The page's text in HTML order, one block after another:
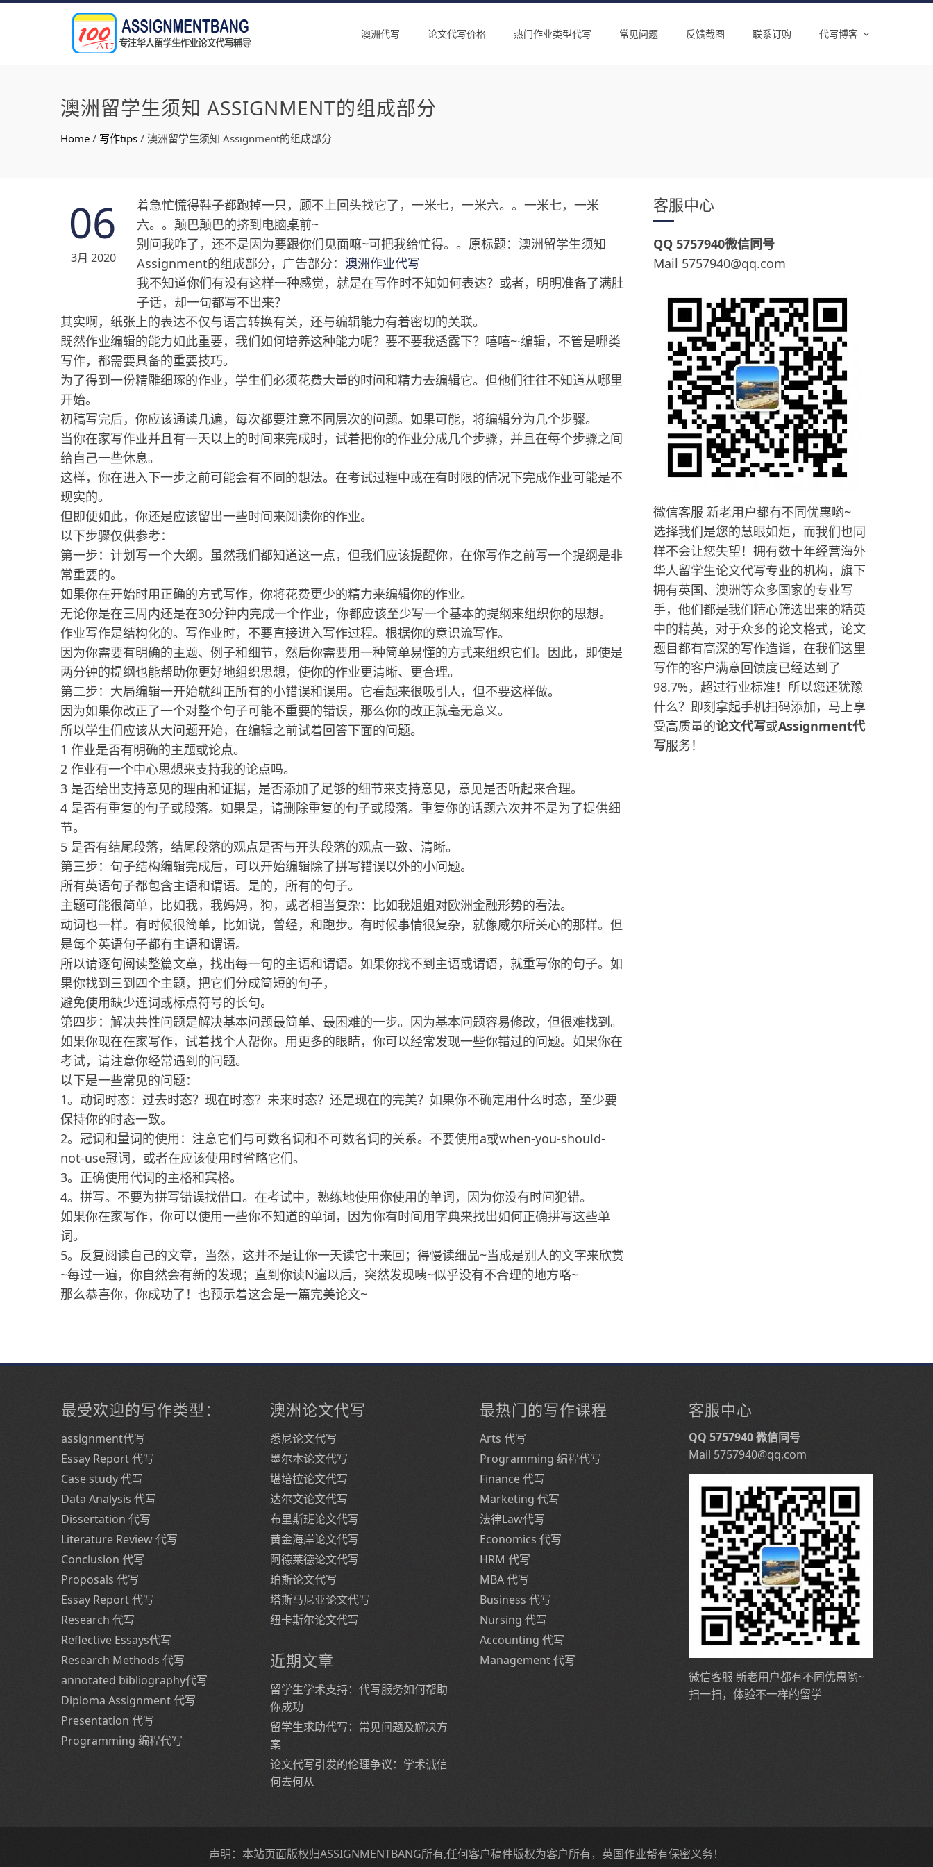
澳洲代写 论文代写价格 热门作业类型代写 常见问题 反馈截图 联系订购 代写博客
澳洲留学生须知 ASSIGNMENT的组成部分
Home / 写作tips / 澳洲留学生须知 Assignment的组成部分
06
3月 2020
着急忙慌得鞋子都跑掉一只，顾不上回头找它了，一米七，一米六。。一米七，一米
六。。颠巴颠巴的挤到电脑桌前~
别问我咋了，还不是因为要跟你们见面嘛~可把我给忙得。。原标题：澳洲留学生须知
Assignment的组成部分，广告部分： 澳洲作业代写
我不知道你们有没有这样一种感觉，就是在写作时不知如何表达？或者，明明准备了满肚
子话，却一句都写不出来？
其实啊，纸张上的表达不仅与语言转换有关，还与编辑能力有着密切的关联。
既然作业编辑的能力如此重要，我们如何培养这种能力呢？要不要我透露下？嘻嘻~·编辑，不管是哪类
写作，都需要具备的重要技巧。
为了得到一份精雕细琢的作业，学生们必须花费大量的时间和精力去编辑它。但他们往往不知道从哪里
开始。
初稿写完后，你应该通读几遍，每次都要注意不同层次的问题。如果可能，将编辑分为几个步骤。
当你在家写作业并且有一天以上的时间来完成时，试着把你的作业分成几个步骤，并且在每个步骤之间
给自己一些休息。
这样，你在进入下一步之前可能会有不同的想法。在考试过程中或在有时限的情况下完成作业可能是不
现实的。
但即便如此，你还是应该留出一些时间来阅读你的作业。
以下步骤仅供参考：
第一步：计划写一个大纲。虽然我们都知道这一点，但我们应该提醒你，在你写作之前写一个提纲是非
常重要的。
如果你在开始时用正确的方式写作，你将花费更少的精力来编辑你的作业。
无论你是在三周内还是在30分钟内完成一个作业，你都应该至少写一个基本的提纲来组织你的思想。
作业写作是结构化的。写作业时，不要直接进入写作过程。根据你的意识流写作。
因为你需要有明确的主题、例子和细节，然后你需要用一种简单易懂的方式来组织它们。因此，即使是
两分钟的提纲也能帮助你更好地组织思想，使你的作业更清晰、更合理。
第二步：大局编辑一开始就纠正所有的小错误和误用。它看起来很吸引人，但不要这样做。
因为如果你改正了一个对整个句子可能不重要的错误，那么你的改正就毫无意义。
所以学生们应该从大问题开始，在编辑之前试着回答下面的问题。
1 作业是否有明确的主题或论点。
2 作业有一个中心思想来支持我的论点吗。
3 是否给出支持意见的理由和证据，是否添加了足够的细节来支持意见，意见是否听起来合理。
4 是否有重复的句子或段落。如果是，请删除重复的句子或段落。重复你的话题六次并不是为了提供细
节。
5 是否有结尾段落，结尾段落的观点是否与开头段落的观点一致、清晰。
第三步：句子结构编辑完成后，可以开始编辑除了拼写错误以外的小问题。
所有英语句子都包含主语和谓语。是的，所有的句子。
主题可能很简单，比如我，我妈妈，狗，或者相当复杂：比如我姐姐对欧洲金融形势的看法。
动词也一样。有时候很简单，比如说，曾经，和跑步。有时候事情很复杂，就像威尔所关心的那样。但
是每个英语句子都有主语和谓语。
所以请逐句阅读整篇文章，找出每一句的主语和谓语。如果你找不到主语或谓语，就重写你的句子。如
果你找到三到四个主题，把它们分成简短的句子，
避免使用缺少连词或标点符号的长句。
第四步：解决共性问题是解决基本问题最简单、最困难的一步。因为基本问题容易修改，但很难找到。
如果你现在在家写作，试着找个人帮你。用更多的眼睛，你可以经常发现一些你错过的问题。如果你在
考试，请注意你经常遇到的问题。
以下是一些常见的问题：
1。动词时态：过去时态？现在时态？未来时态？还是现在的完美？如果你不确定用什么时态，至少要
保持你的时态一致。
2。冠词和量词的使用：注意它们与可数名词和不可数名词的关系。不要使用a或when-you-should-
not-use冠词，或者在应该使用时省略它们。
3。正确使用代词的主格和宾格。
4。拼写。不要为拼写错误找借口。在考试中，熟练地使用你使用的单词，因为你没有时间犯错。
如果你在家写作，你可以使用一些你不知道的单词，因为你有时间用字典来找出如何正确拼写这些单
词。
5。反复阅读自己的文章，当然，这并不是让你一天读它十来回；得慢读细品~当成是别人的文字来欣赏
~每过一遍，你自然会有新的发现；直到你读N遍以后，突然发现咦~似乎没有不合理的地方咯~
那么恭喜你，你成功了！也预示着这会是一篇完美论文~
客服中心
QQ 5757940微信同号
Mail 5757940@qq.com
微信客服 新老用户都有不同优惠哟~
选择我们是您的慧眼如炬，而我们也同
样不会让您失望！拥有数十年经营海外
华人留学生论文代写专业的机构，旗下
拥有英国、澳洲等众多国家的专业写
手，他们都是我们精心筛选出来的精英
中的精英，对于众多的论文格式，论文
题目都有高深的写作造诣，在我们这里
写作的客户满意回馈度已经达到了
98.7%，超过行业标准！所以您还犹豫
什么？即刻拿起手机扫码添加，马上享
受高质量的论文代写或Assignment代
写服务！
最受欢迎的写作类型：
assignment代写
Essay Report 代写
Case study 代写
Data Analysis 代写
Dissertation 代写
Literature Review 代写
Conclusion 代写
Proposals 代写
Essay Report 代写
Research 代写
Reflective Essays代写
Research Methods 代写
annotated bibliography代写
Diploma Assignment 代写
Presentation 代写
Programming 编程代写
澳洲论文代写
悉尼论文代写
墨尔本论文代写
堪培拉论文代写
达尔文论文代写
布里斯班论文代写
黄金海岸论文代写
阿德莱德论文代写
珀斯论文代写
塔斯马尼亚论文代写
纽卡斯尔论文代写
近期文章
留学生学术支持：代写服务如何帮助
你成功
留学生求助代写：常见问题及解决方
案
论文代写引发的伦理争议：学术诚信
何去何从
最热门的写作课程
Arts 代写
Programming 编程代写
Finance 代写
Marketing 代写
法律Law代写
Economics 代写
HRM 代写
MBA 代写
Business 代写
Nursing 代写
Accounting 代写
Management 代写
客服中心
QQ 5757940 微信同号
Mail 5757940@qq.com
微信客服 新老用户都有不同优惠哟~
扫一扫，体验不一样的留学
声明：本站页面版权归ASSIGNMENTBANG所有,任何客户稿件版权为客户所有，英国作业帮有保密义务！